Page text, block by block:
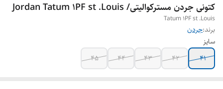
کتونی جردن مسترکوالیتی/ Jordan Tatum 1PF st .Louis
Tatum 1PF st .Louis
برند:جردن
سایز
41
42
43
44
45